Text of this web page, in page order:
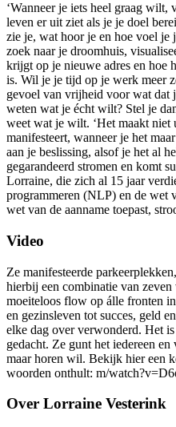
‘Wanneer je iets heel graag wilt,
leven er uit ziet als je je doel
zie je, wat hoor je en hoe voel je
zoek naar je droomhuis,
krijgt op je nieuwe adres en hoe
is. Wil je je tijd op je werk meer
gevoel van vrijheid voor wat
weten wat je écht wilt? Stel je
weet wat je wilt. ‘Het maakt
manifesteert, wanneer je het
aan je beslissing, alsof je het al
gegarandeerd stromen en komt
Lorraine, die zich al 15 jaar
programmeren (NLP) en de wet
wet van de aanname toepast,
Video
Ze manifesteerde
hierbij een combinatie van
moeiteloos flow op álle fronten
en gezinsleven tot succes, geld
elke dag over verwonderd. Het
gedacht. Ze gunt het iedereen
maar horen wil. Bekijk hier een
woorden onthult: m/
Over Lorraine Vesterink